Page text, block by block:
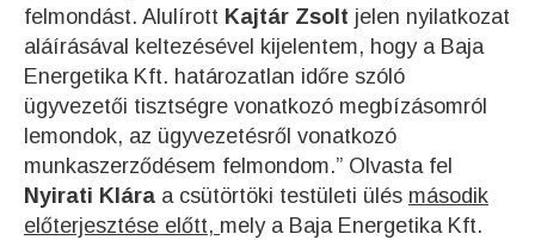
felmondást. Alulírott Kajtár Zsolt jelen nyilatkozat
aláírásával keltezésével kijelentem, hogy a Baja
Energetika Kft. határozatlan időre szóló
ügyvezetői tisztségre vonatkozó megbízásomról
lemondok, az ügyvezetésről vonatkozó
munkaszerződésem felmondom.” Olvasta fel
Nyirati Klára a csütörtöki testületi ülés második
előterjesztése előtt, mely a Baja Energetika Kft.